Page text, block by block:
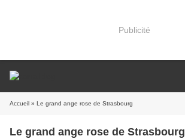
Publicité
Accueil » Le grand ange rose de Strasbourg
Le grand ange rose de Strasbourg